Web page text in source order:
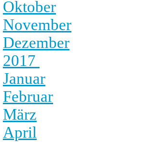
Oktober
November
Dezember
2017
Januar
Februar
März
April